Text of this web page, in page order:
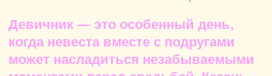
и мастер-классов.
Мальчишник — это не просто